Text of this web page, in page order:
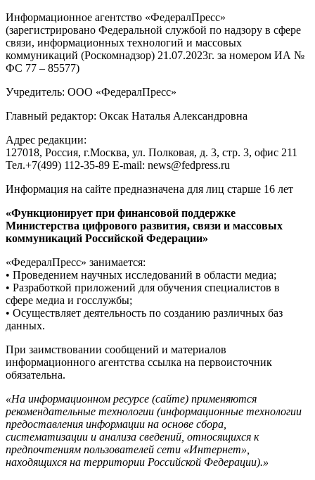
Информационное агентство «ФедералПресс»
(зарегистрировано Федеральной службой по надзору в сфере
связи, информационных технологий и массовых
коммуникаций (Роскомнадзор) 21.07.2023г. за номером ИА №
ФС 77 – 85577)
Учредитель: ООО «ФедералПресс»
Главный редактор: Оксак Наталья Александровна
Адрес редакции:
127018, Россия, г.Москва, ул. Полковая, д. 3, стр. 3, офис 211
Тел.+7(499) 112-35-89 E-mail: news@fedpress.ru
Информация на сайте предназначена для лиц старше 16 лет
«Функционирует при финансовой поддержке
Министерства цифрового развития, связи и массовых
коммуникаций Российской Федерации»
«ФедералПресс» занимается:
• Проведением научных исследований в области медиа;
• Разработкой приложений для обучения специалистов в
сфере медиа и госслужбы;
• Осуществляет деятельность по созданию различных баз
данных.
При заимствовании сообщений и материалов
информационного агентства ссылка на первоисточник
обязательна.
«На информационном ресурсе (сайте) применяются
рекомендательные технологии (информационные технологии
предоставления информации на основе сбора,
систематизации и анализа сведений, относящихся к
предпочтениям пользователей сети «Интернет»,
находящихся на территории Российской Федерации).»